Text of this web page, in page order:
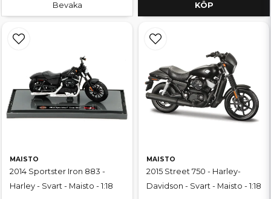
Bevaka KÖP
MAISTO
2014 Sportster Iron 883 -
Harley - Svart - Maisto - 1:18
MAISTO
2015 Street 750 - Harley-
Davidson - Svart - Maisto - 1:18